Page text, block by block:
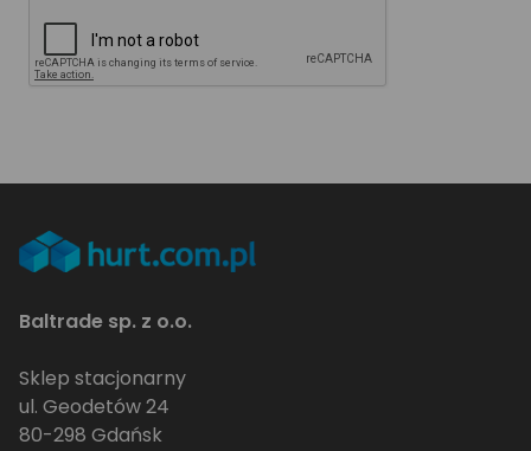
Baltrade sp. z o.o.
Sklep stacjonarny
ul. Geodetów 24
80-298 Gdańsk